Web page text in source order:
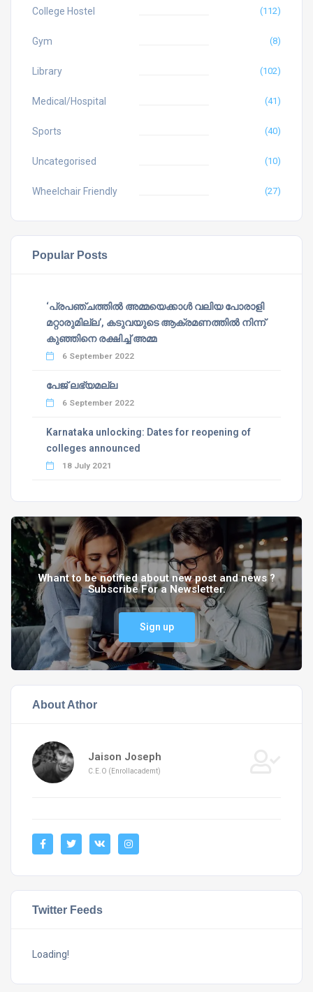
College Hostel (112)
Gym (8)
Library (102)
Medical/Hospital (41)
Sports (40)
Uncategorised (10)
Wheelchair Friendly (27)
Popular Posts
‘പ്രപഞ്ചത്തില്‍ അമ്മയെക്കാള്‍ വലിയ പോരാളി
മറ്റാരുമില്ല’, കടുവയുടെ ആക്രമണത്തില്‍ നിന്ന്
കുഞ്ഞിനെ രക്ഷിച്ച് അമ്മ
6 September 2022
പേജ് ലഭ്യമല്ല
6 September 2022
Karnataka unlocking: Dates for reopening of
colleges announced
18 July 2021
Whant to be notified about new post and news ?
Subscribe For a Newsletter.
Sign up
About Athor
Jaison Joseph
C.E.O (Enrollacademt)
Twitter Feeds
Loading!